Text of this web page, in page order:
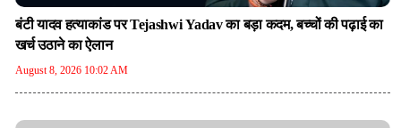
बंटी यादव हत्याकांड पर Tejashwi Yadav का बड़ा कदम, बच्चों की पढ़ाई का
खर्च उठाने का ऐलान
August 8, 2026 10:02 AM